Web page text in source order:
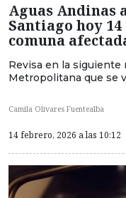
Aguas Andinas
Santiago hoy
comuna
Revisa en la siguiente
Metropolitana que se
Camila Olivares Fuentealba
14 febrero, 2026 a las 10:12